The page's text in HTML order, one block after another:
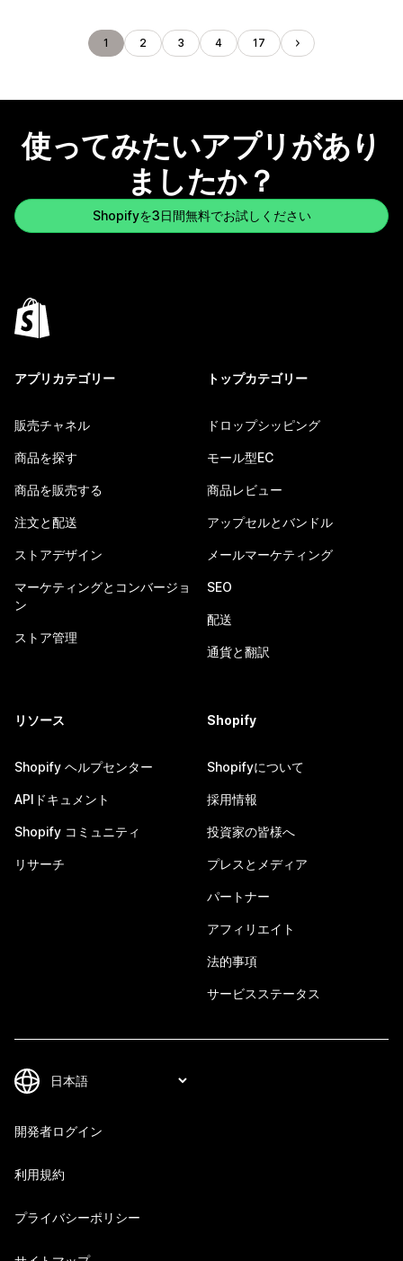
1 2 3 4 17
使ってみたいアプリがあり
ましたか？
Shopifyを3日間無料でお試しください
アプリカテゴリー
販売チャネル
商品を探す
商品を販売する
注文と配送
ストアデザイン
マーケティングとコンバージョ
ン
ストア管理
トップカテゴリー
ドロップシッピング
モール型EC
商品レビュー
アップセルとバンドル
メールマーケティング
SEO
配送
通貨と翻訳
リソース
Shopify ヘルプセンター
APIドキュメント
Shopify コミュニティ
リサーチ
Shopify
Shopifyについて
採用情報
投資家の皆様へ
プレスとメディア
パートナー
アフィリエイト
法的事項
サービスステータス
開発者ログイン
利用規約
プライバシーポリシー